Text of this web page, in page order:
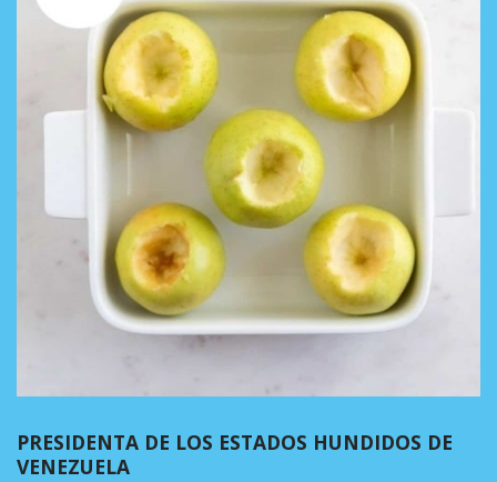
PRESIDENTA DE LOS ESTADOS HUNDIDOS DE
VENEZUELA